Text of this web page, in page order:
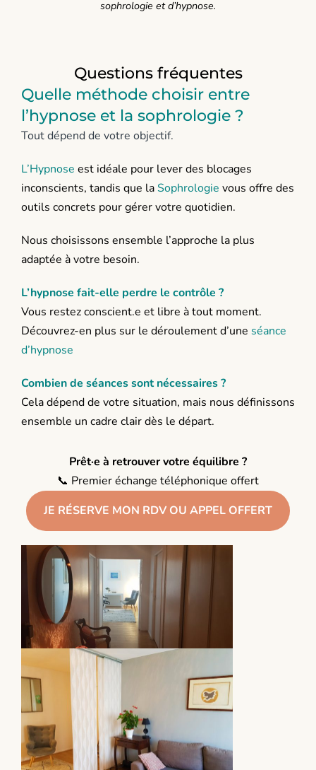
sophrologie et d’hypnose.
Questions fréquentes
Quelle méthode choisir entre
l’hypnose et la sophrologie ?
Tout dépend de votre objectif.
L’Hypnose est idéale pour lever des blocages
inconscients, tandis que laSophrologie vous offre des
outils concrets pour gérer votre quotidien.
Nous choisissons ensemble l’approche la plus
adaptée à votre besoin.
L’hypnose fait-elle perdre le contrôle ?
Vous restez conscient.e et libre à tout moment.
Découvrez-en plus sur le déroulement d’une séance
d’hypnose
Combien de séances sont nécessaires ?
Cela dépend de votre situation, mais nous définissons
ensemble un cadre clair dès le départ.
Prêt·e à retrouver votre équilibre ?
📞 Premier échange téléphonique offert
JE RÉSERVE MON RDV OU APPEL OFFERT